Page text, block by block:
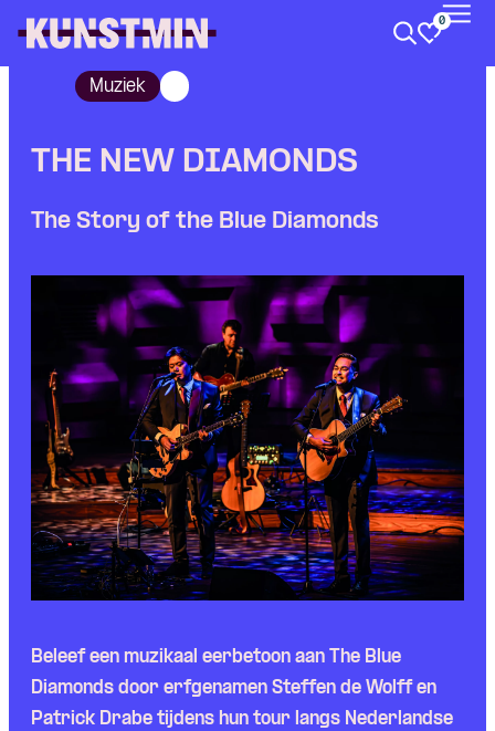
Skip navigatie
0
Muziek
THE NEW DIAMONDS
The Story of the Blue Diamonds
Beleef een muzikaal eerbetoon aan The Blue
Diamonds door erfgenamen Steffen de Wolff en
Patrick Drabe tijdens hun tour langs Nederlandse